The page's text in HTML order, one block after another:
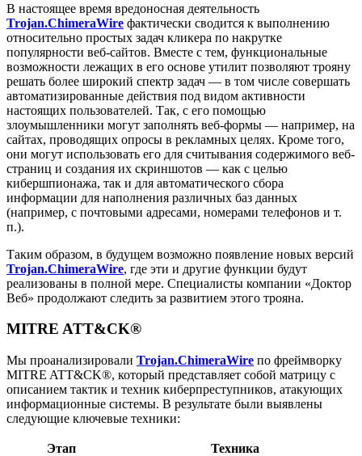
В настоящее время вредоносная деятельность
Trojan.ChimeraWire фактически сводится к выполнению
относительно простых задач кликера по накрутке
популярности веб-сайтов. Вместе с тем, функциональные
возможности лежащих в его основе утилит позволяют трояну
решать более широкий спектр задач — в том числе совершать
автоматизированные действия под видом активности
настоящих пользователей. Так, с его помощью
злоумышленники могут заполнять веб-формы — например, на
сайтах, проводящих опросы в рекламных целях. Кроме того,
они могут использовать его для считывания содержимого веб-
страниц и создания их скриншотов — как с целью
кибершпионажа, так и для автоматического сбора
информации для наполнения различных баз данных
(например, с почтовыми адресами, номерами телефонов и т.
п.).
Таким образом, в будущем возможно появление новых версий
Trojan.ChimeraWire, где эти и другие функции будут
реализованы в полной мере. Специалисты компании «Доктор
Веб» продолжают следить за развитием этого трояна.
MITRE ATT&CK®
Мы проанализировали Trojan.ChimeraWire по фреймворку
MITRE ATT&CK®, который представляет собой матрицу с
описанием тактик и техник киберпреступников, атакующих
информационные системы. В результате были выявлены
следующие ключевые техники:
Этап Техника